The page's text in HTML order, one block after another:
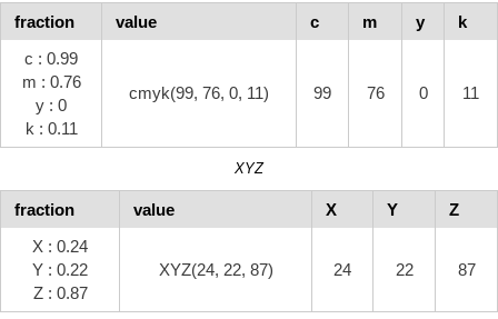
fraction value c m y
k
c : 0.99
m : 0.76
y : 0
k : 0.11
cmyk(99, 76, 0, 11) 99 76 0 11
XYZ
fraction value X Y
Z
X : 0.24
Y : 0.22
Z : 0.87
XYZ(24, 22, 87) 24 22 87